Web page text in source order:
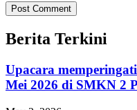
Berita Terkini
Upacara
Mei 2026 di SMKN 2